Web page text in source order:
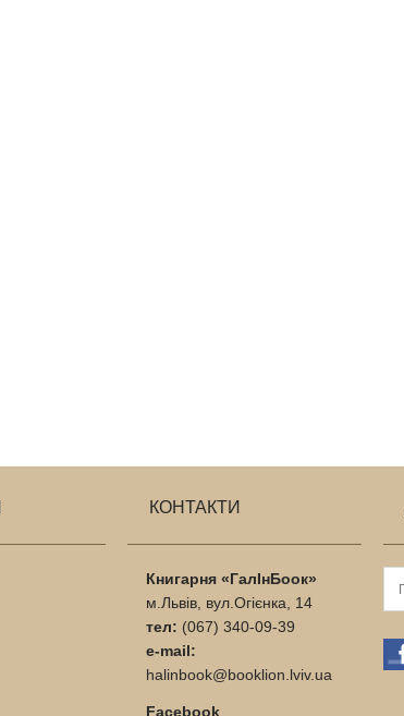
КОНТАКТИ
Книгарня «ГалІнБоок»
м.Львів, вул.Огієнка, 14
тел: (067) 340-09-39
e-mail:
halinbook@booklion.lviv.ua
Facebook